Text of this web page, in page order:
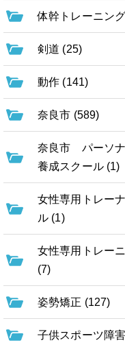
体幹トレーニン
剣道 (25)
動作 (141)
奈良市 (589)
奈良市 パーソ
養成スクール (1)
女性専用トレー
ル (1)
女性専用トレー
(7)
姿勢矯正 (127)
子供スポーツ障